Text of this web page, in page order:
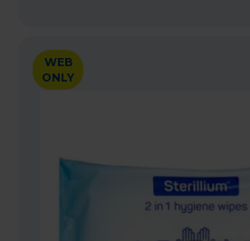
WEB
ONLY